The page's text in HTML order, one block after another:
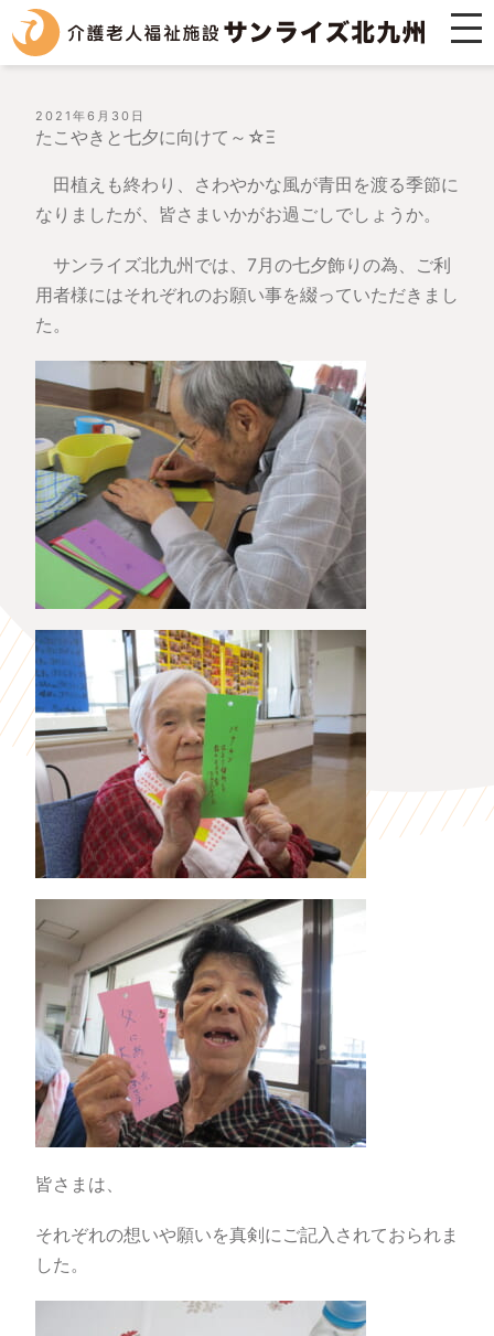
投
稿
日:
2021年6月30日
たこやきと七夕に向けて～☆Ξ
田植えも終わり、さわやかな風が青田を渡る季節に
なりましたが、皆さまいかがお過ごしでしょうか。
サンライズ北九州では、7月の七夕飾りの為、ご利
用者様にはそれぞれのお願い事を綴っていただきまし
た。
皆さまは、
それぞれの想いや願いを真剣にご記入されておられま
した。